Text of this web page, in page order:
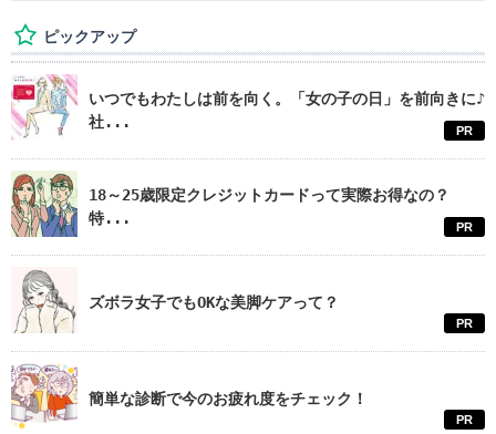
ピックアップ
いつでもわたしは前を向く。「女の子の日」を前向きに♪
社...
PR
18～25歳限定クレジットカードって実際お得なの？
特...
PR
ズボラ女子でもOKな美脚ケアって？
PR
簡単な診断で今のお疲れ度をチェック！
PR